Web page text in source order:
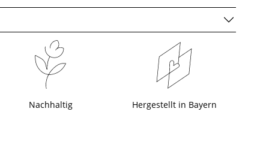
Nachhaltig Hergestellt in Bayern